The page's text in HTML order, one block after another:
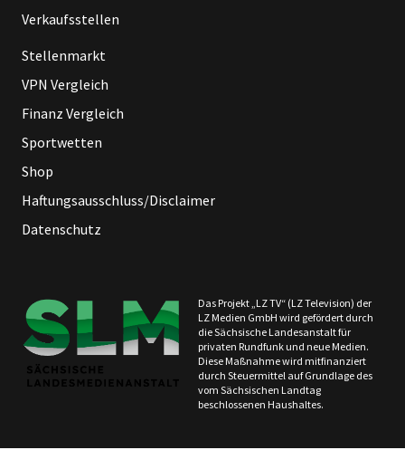
Verkaufsstellen
Stellenmarkt
VPN Vergleich
Finanz Vergleich
Sportwetten
Shop
Haftungsausschluss/Disclaimer
Datenschutz
Das Projekt „LZ TV“ (LZ Television) der
LZ Medien GmbH wird gefördert durch
die Sächsische Landesanstalt für
privaten Rundfunk und neue Medien.
Diese Maßnahme wird mitfinanziert
durch Steuermittel auf Grundlage des
vom Sächsischen Landtag
beschlossenen Haushaltes.